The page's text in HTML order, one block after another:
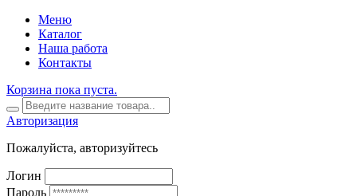
Меню
Каталог
Наша работа
Контакты
Корзина пока пуста.
Авторизация
Пожалуйста, авторизуйтесь
Логин
Пароль